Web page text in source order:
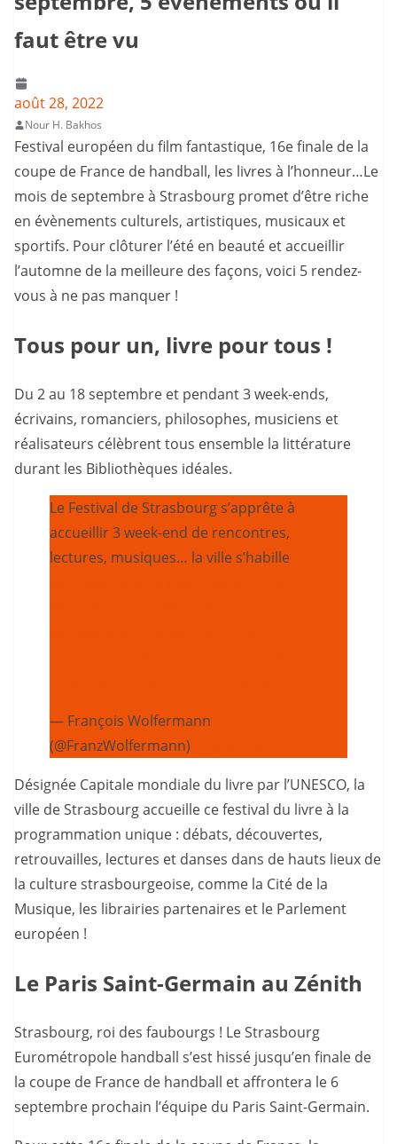
faut être vu
août 28, 2022
Nour H. Bakhos
Festival européen du film fantastique, 16e finale de la
coupe de France de handball, les livres à l’honneur…Le
mois de septembre à Strasbourg promet d’être riche
en évènements culturels, artistiques, musicaux et
sportifs. Pour clôturer l’été en beauté et accueillir
l’automne de la meilleure des façons, voici 5 rendez-
vous à ne pas manquer !
Tous pour un, livre pour tous !
Du 2 au 18 septembre et pendant 3 week-ends,
écrivains, romanciers, philosophes, musiciens et
réalisateurs célèbrent tous ensemble la littérature
durant les Bibliothèques idéales.
Le Festival de Strasbourg s’apprête à
accueillir 3 week-end de rencontres,
lectures, musiques… la ville s’habille
— François Wolfermann
(@FranzWolfermann)
Désignée Capitale mondiale du livre par l’UNESCO, la
ville de Strasbourg accueille ce festival du livre à la
programmation unique : débats, découvertes,
retrouvailles, lectures et danses dans de hauts lieux de
la culture strasbourgeoise, comme la Cité de la
Musique, les librairies partenaires et le Parlement
européen !
Le Paris Saint-Germain au Zénith
Strasbourg, roi des faubourgs ! Le Strasbourg
Eurométropole handball s’est hissé jusqu’en finale de
la coupe de France de handball et affrontera le 6
septembre prochain l’équipe du Paris Saint-Germain.